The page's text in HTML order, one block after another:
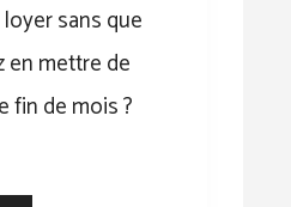
sans que
en mettre de
fin de mois ?